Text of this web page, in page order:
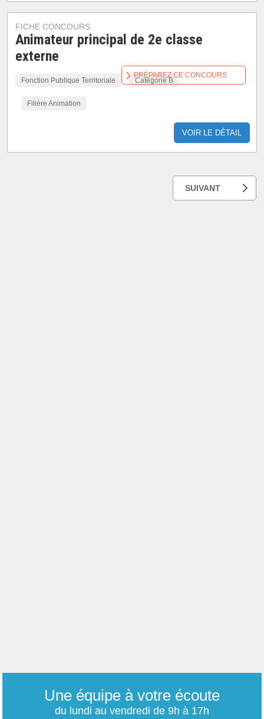
FICHE CONCOURS
Animateur principal de 2e classe
externe
Fonction Publique Territoriale Catégorie B
Filière Animation
VOIR LE DÉTAIL
PRÉPAREZ CE CONCOURS
SUIVANT
Une équipe à votre écoute
du lundi au vendredi de 9h à 17h